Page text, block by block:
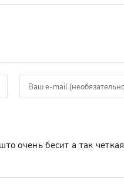
очень бесит а так четкая